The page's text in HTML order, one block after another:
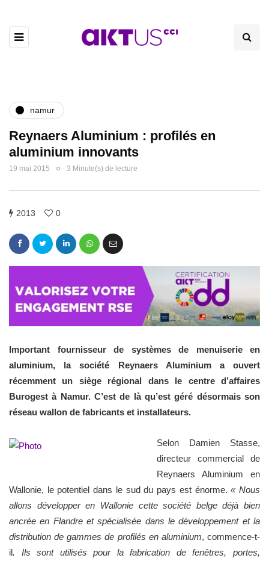
namur
Reynaers Aluminium : profilés en
aluminium innovants
19 mai 2015 3 Minute(s) de lecture
2013 0
Important fournisseur de systèmes de menuiserie en
aluminium, la société Reynaers Aluminium a ouvert
récemment un siège régional dans le centre d’affaires
Burogest à Namur. C’est de là qu’est géré désormais son
réseau wallon de fabricants et installateurs.
Selon Damien Stasse,
directeur commercial de
Reynaers Aluminium en
Wallonie, le potentiel dans le sud du pays est énorme.« Nous
allons développer en Wallonie cette société belge déjà bien
ancrée en Flandre et spécialisée dans le développement et la
distribution de gammes de profilés en aluminium, commence-t-
il. Ils sont utilisés pour la fabrication de fenêtres, portes,